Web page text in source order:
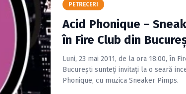
PETRECERI
Acid Phonique –
în Fire Club din
Luni, 23 mai 2011, de la ora 18:00, în
Bucureşti sunteţi invitaţi la o seară
Phonique, cu muzica Sneaker Pimps.